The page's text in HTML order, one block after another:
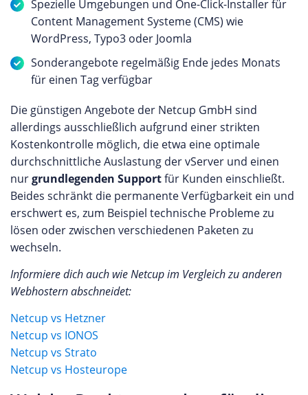
Spezielle Umgebungen und One-Click-Installer für
Content Management Systeme (CMS) wie
WordPress, Typo3 oder Joomla
Sonderangebote regelmäßig Ende jedes Monats
für einen Tag verfügbar
Die günstigen Angebote der Netcup GmbH sind
allerdings ausschließlich aufgrund einer strikten
Kostenkontrolle möglich, die etwa eine optimale
durchschnittliche Auslastung der vServer und einen
nurgrundlegenden Supportfür Kunden einschließt.
Beides schränkt die permanente Verfügbarkeit ein und
erschwert es, zum Beispiel technische Probleme zu
lösen oder zwischen verschiedenen Paketen zu
wechseln.
Informiere dich auch wie Netcup im Vergleich zu anderen
Webhostern abschneidet:
Netcup vs Hetzner
Netcup vs IONOS
Netcup vs Strato
Netcup vs Hosteurope